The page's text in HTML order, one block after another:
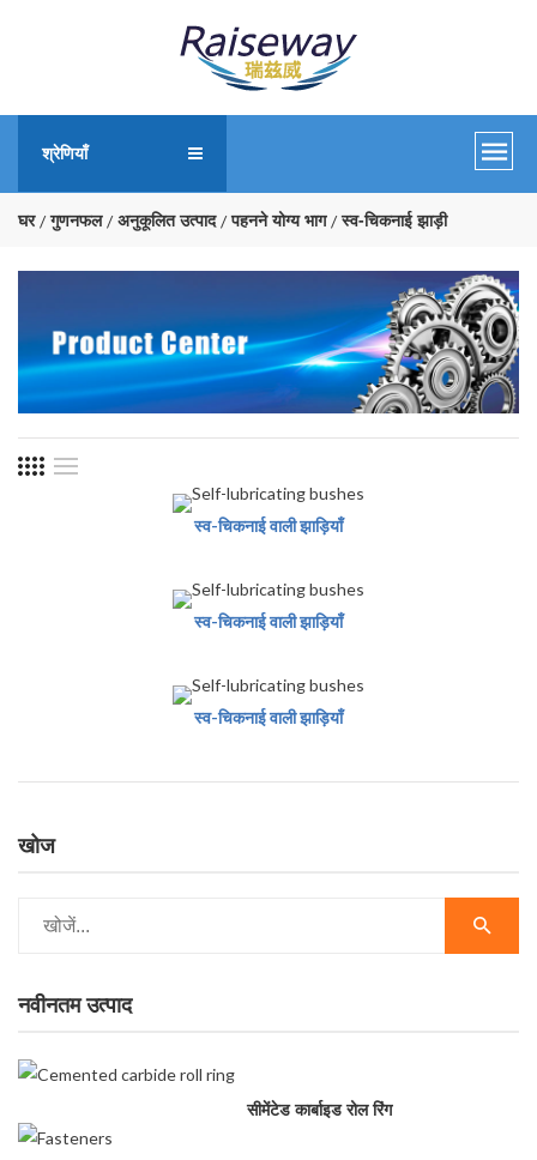
श्रेणियाँ
घर गुणनफल अनुकूलित उत्पाद पहनने योग्य भाग स्व-चिकनाई झाड़ी
खोज
नवीनतम उत्पाद
सीमेंटेड कार्बाइड रोल रिंग
स्व-चिकनाई वाली झाड़ियाँ
स्व-चिकनाई वाली झाड़ियाँ
स्व-चिकनाई वाली झाड़ियाँ